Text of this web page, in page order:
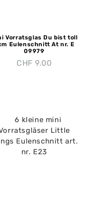
Vorratsglas Du bist toll
Eulenschnitt At nr. E
09979
CHF 9.00